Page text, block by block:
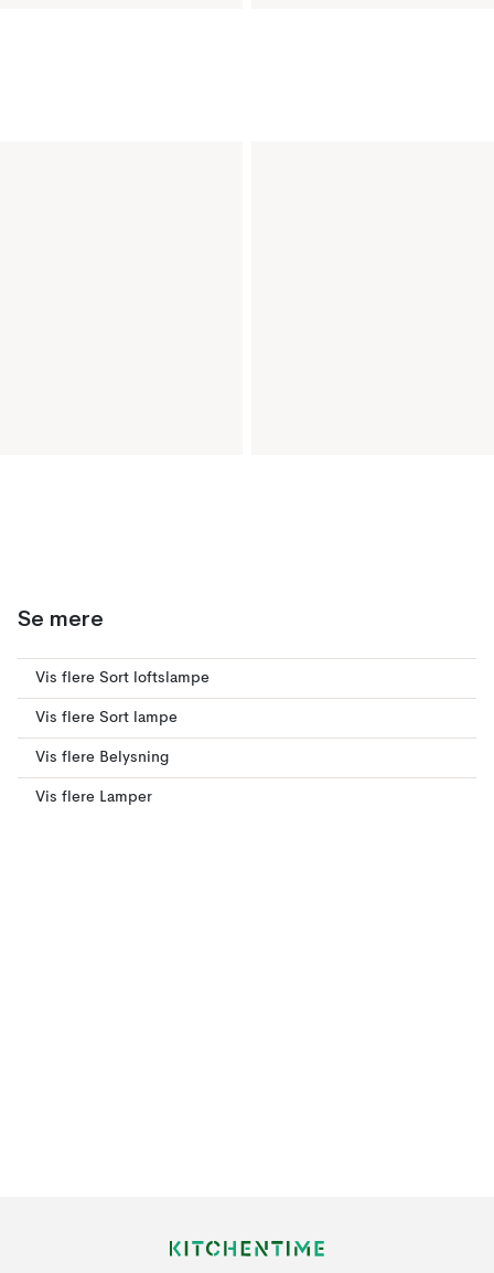
Se mere
Vis flere Sort loftslampe
Vis flere Sort lampe
Vis flere Belysning
Vis flere Lamper